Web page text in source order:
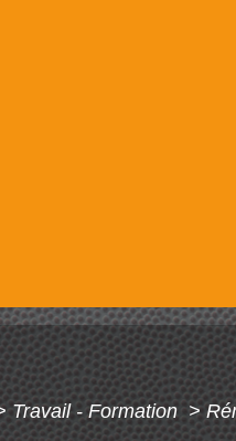
Travail - Formation>